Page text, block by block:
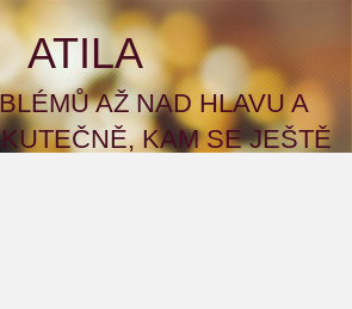
ATILA
AŽ NAD HLAVU A
KAM SE JEŠTĚ